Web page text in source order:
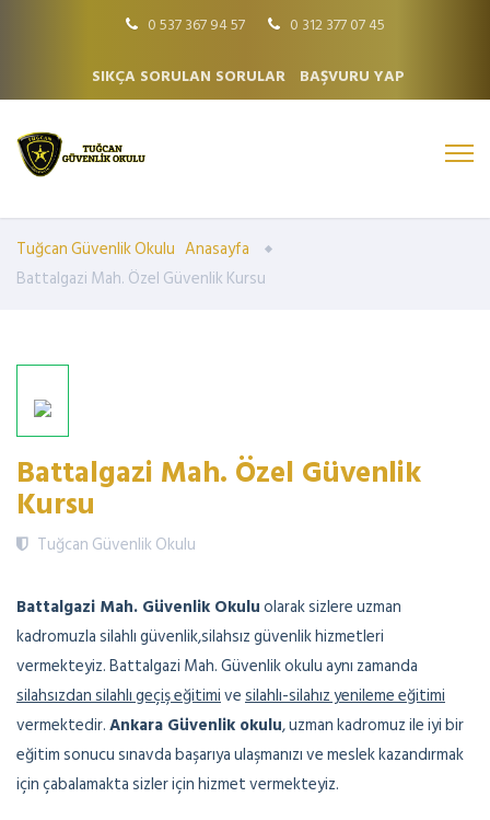
0 537 367 94 57 0 312 377 07 45
SIKÇA SORULAN SORULAR BAŞVURU YAP
Tuğcan Güvenlik Okulu Anasayfa
Battalgazi Mah. Özel Güvenlik Kursu
Battalgazi Mah. Özel Güvenlik
Kursu
Tuğcan Güvenlik Okulu
Battalgazi Mah. Güvenlik Okuluolarak sizlere uzman
kadromuzla silahlı güvenlik,silahsız güvenlik hizmetleri
vermekteyiz. Battalgazi Mah. Güvenlik okulu aynı zamanda
silahsızdan silahlı geçiş eğitimivesilahlı-silahız yenileme eğitimi
vermektedir.Ankara Güvenlik okulu, uzman kadromuz ile iyi bir
eğitim sonucu sınavda başarıya ulaşmanızı ve meslek kazandırmak
için çabalamakta sizler için hizmet vermekteyiz.